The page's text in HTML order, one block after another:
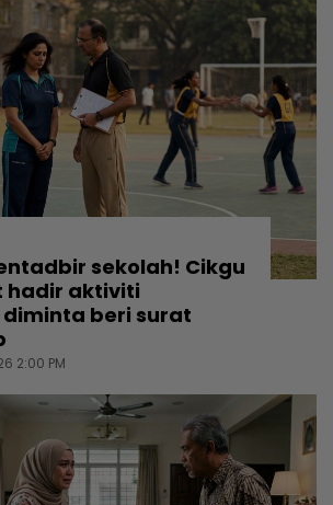
sekolah! Cikgu
hadir aktiviti
beri surat
2:00 PM